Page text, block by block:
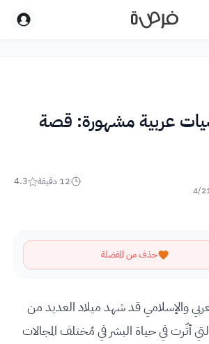
عربية مشهورة: قصة
4/
12 دقيقة 4.3
حذف من المفضلة
والإسلامي قد شهد ميلاد العديد من
أثّرت في حياة البشر في مُختلف المجالات